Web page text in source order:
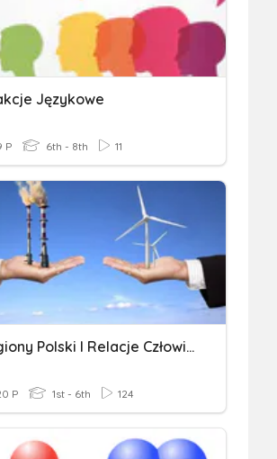
Językowe
P 6th - 8th 11
Regiony Polski I Relacje Człowiek - Środowisko.
P 1st - 6th 124